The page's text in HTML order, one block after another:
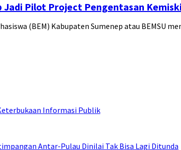
Jadi Pilot Project Pengentasan
(BEM) Kabupaten Sumenep atau BEMSU
Informasi Publik
Antar-Pulau Dinilai Tak Bisa Lagi Ditunda